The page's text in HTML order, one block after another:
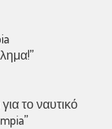
το ναυτικό